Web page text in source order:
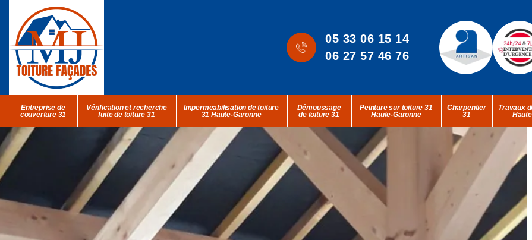
05 33 06 15 14
06 27 57 46 76
Entreprise de
couverture 31
Vérification et recherche
fuite de toiture 31
Impermeabilisation de toiture
31 Haute-Garonne
Démoussage
de toiture 31
Peinture sur toiture 31
Haute-Garonne
Charpentier
31
Travaux